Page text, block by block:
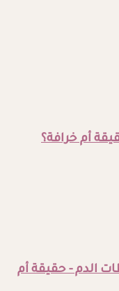
أم خرافة؟
الدم - حقيقة أم